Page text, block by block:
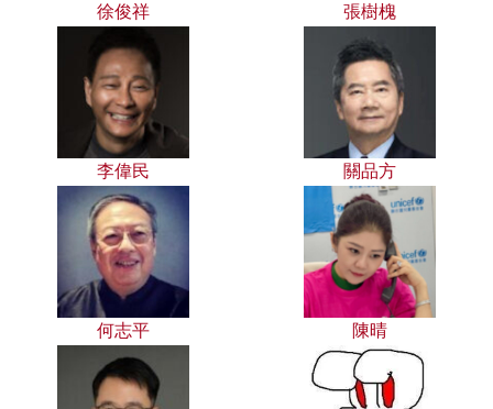
徐俊祥 張樹槐
李偉民 關品方
何志平 陳晴